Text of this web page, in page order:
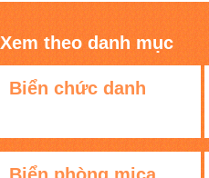
Xem theo danh mục
Biển chức danh